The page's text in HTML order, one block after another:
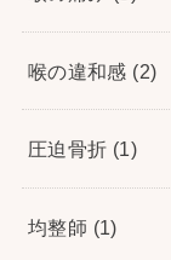
喉の違和感 (2)
圧迫骨折 (1)
均整師 (1)